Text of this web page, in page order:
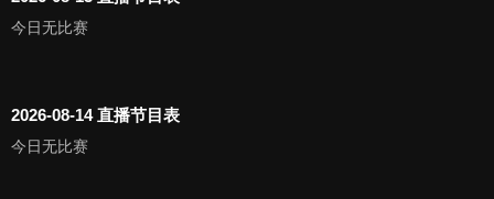
今日无比赛
2026-08-14 直播节目表
今日无比赛